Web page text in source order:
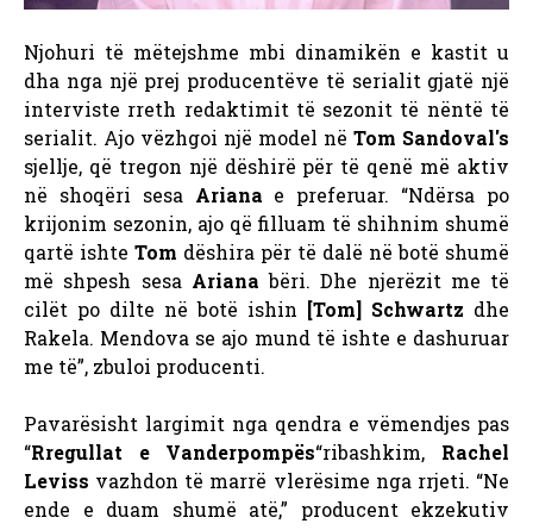
Njohuri të mëtejshme mbi dinamikën e kastit u
dha nga një prej producentëve të serialit gjatë një
interviste rreth redaktimit të sezonit të nëntë të
serialit. Ajo vëzhgoi një model në Tom Sandoval's
sjellje, që tregon një dëshirë për të qenë më aktiv
në shoqëri sesa Ariana e preferuar. “Ndërsa po
krijonim sezonin, ajo që filluam të shihnim shumë
qartë ishte Tom dëshira për të dalë në botë shumë
më shpesh sesa Ariana bëri. Dhe njerëzit me të
cilët po dilte në botë ishin [Tom] Schwartz dhe
Rakela. Mendova se ajo mund të ishte e dashuruar
me të”, zbuloi producenti.
Pavarësisht largimit nga qendra e vëmendjes pas
“Rregullat e Vanderpompës“ribashkim, Rachel
Leviss vazhdon të marrë vlerësime nga rrjeti. “Ne
ende e duam shumë atë,” producent ekzekutiv